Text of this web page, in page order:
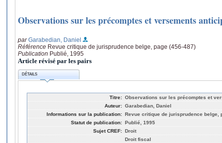
Observations sur les précomptes et versements
parGarabedian, Daniel
Référence Revue critique de jurisprudence belge, page (456-487)
Publication Publié, 1995
Article révisé par les pairs
DÉTAILS
Titre: Observations sur les précomptes et
Auteur: Garabedian, Daniel
Informations sur la publication: Revue critique de jurisprudence belge,
Statut de publication: Publié, 1995
Sujet CREF: Droit
Droit fiscal